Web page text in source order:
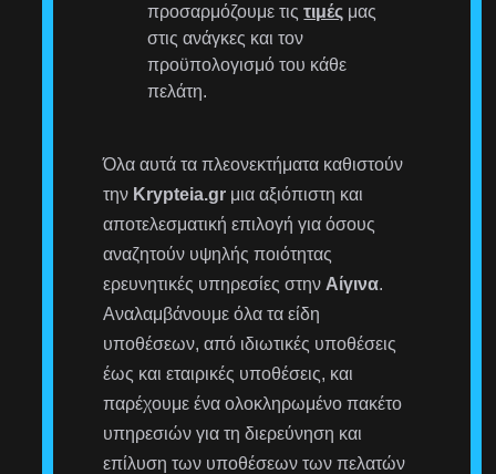
προσαρμόζουμε τιςτιμές μας
στις ανάγκες και τον
προϋπολογισμό του κάθε
πελάτη.
Όλα αυτά τα πλεονεκτήματα καθιστούν
την Krypteia.gr μια αξιόπιστη και
αποτελεσματική επιλογή για όσους
αναζητούν υψηλής ποιότητας
ερευνητικές υπηρεσίες στην Αίγινα.
Αναλαμβάνουμε όλα τα είδη
υποθέσεων, από ιδιωτικές υποθέσεις
έως και εταιρικές υποθέσεις, και
παρέχουμε ένα ολοκληρωμένο πακέτο
υπηρεσιών για τη διερεύνηση και
επίλυση των υποθέσεων των πελατών